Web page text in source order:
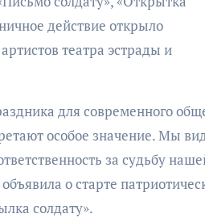
действие открыло
театра эстрады и
для современного
особое значение. Мы
за судьбу
о старте
солдату».